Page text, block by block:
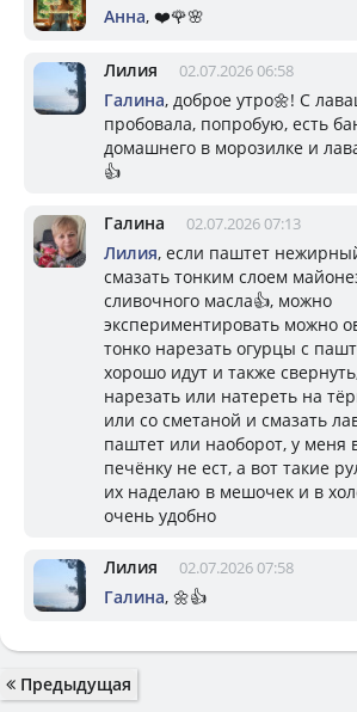
Анна, ❤️🌹🌸
Лилия 02.07.2026 06:58
Галина, доброе утро🌼! С
пробовала, попробую, есть
домашнего в морозилке и
👍
Галина 02.07.2026 07:13
Лилия, если паштет
смазать тонким слоем
сливочного масла👍, можно
экспериментировать можно
тонко нарезать огурцы с
хорошо идут и также
нарезать или натереть на
или со сметаной и смазать
паштет или наоборот, у меня
печёнку не ест, а вот такие
их наделаю в мешочек и в
очень удобно
Лилия 02.07.2026 07:58
Галина, 🌼👍
Предыдущая